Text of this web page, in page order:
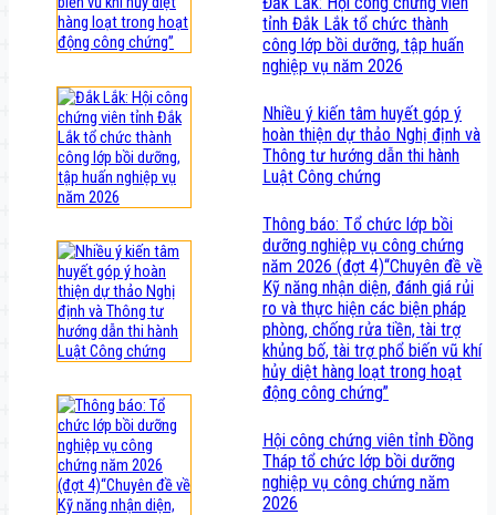
tỉnh Đắk Lắk tổ chức thành
công lớp bồi dưỡng, tập huấn
nghiệp vụ năm 2026
Nhiều ý kiến tâm huyết góp ý
hoàn thiện dự thảo Nghị định và
Thông tư hướng dẫn thi hành
Luật Công chứng
Thông báo: Tổ chức lớp bồi
dưỡng nghiệp vụ công chứng
năm 2026 (đợt 4)“Chuyên đề về
Kỹ năng nhận diện, đánh giá rủi
ro và thực hiện các biện pháp
phòng, chống rửa tiền, tài trợ
khủng bố, tài trợ phổ biến vũ khí
hủy diệt hàng loạt trong hoạt
động công chứng”
Hội công chứng viên tỉnh Đồng
Tháp tổ chức lớp bồi dưỡng
nghiệp vụ công chứng năm
2026